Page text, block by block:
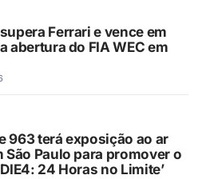
Ferrari e vence em
abertura do FIA WEC em
963 terá exposição ao ar
São Paulo para promover o
24 Horas no Limite’